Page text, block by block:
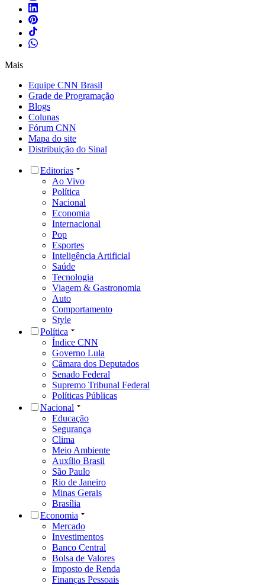
Mais
Equipe CNN Brasil
Grade de Programação
Blogs
Colunas
Fórum CNN
Mapa do site
Distribuição do Sinal
Editorias
Ao Vivo
Política
Nacional
Economia
Internacional
Pop
Esportes
Inteligência Artificial
Saúde
Tecnologia
Viagem & Gastronomia
Auto
Comportamento
Style
Política
Índice CNN
Governo Lula
Câmara dos Deputados
Senado Federal
Supremo Tribunal Federal
Políticas Públicas
Nacional
Educação
Segurança
Clima
Meio Ambiente
Auxílio Brasil
São Paulo
Rio de Janeiro
Minas Gerais
Brasília
Economia
Mercado
Investimentos
Banco Central
Bolsa de Valores
Imposto de Renda
Finanças Pessoais